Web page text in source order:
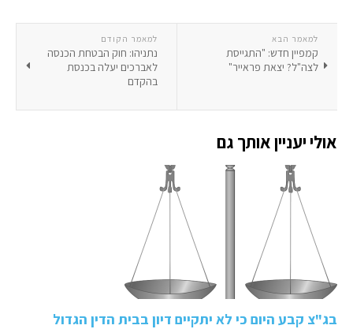
למאמר הקודם
נתניהו: חוק הבטחת הכנסה
לאברכים יעלה בכנסת
בהקדם
למאמר הבא
קמפיין חדש: "התגייסת
לצה"ל? יצאת פראייר"
אולי יעניין אותך גם
בג"צ קבע היום כי לא יתקיים דיון בבית הדין הגדול